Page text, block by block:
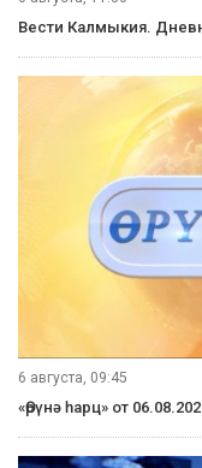
Вести Калмыкия.
6 августа, 09:45
«Өрүнә һарц» от